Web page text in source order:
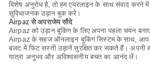
विशेष अनुरोध है, तो हम एयरलाइन के साथ संवाद करने
सुविधाजनक उड़ान बुक करें।
Airpaz से अपराजेय सौदे
Airpaz को उड़ान बुकिंग के लिए अपना पहला चयन
Airpaz के सहज ऑनलाइन बुकिंग सिस्टम के साथ,
बजट में फिट सस्ती उड़ानें सुरक्षित कर सकते हैं। अपनी
यात्रा अनुभव और अविश्वसनीय बचत का आनंद लें।